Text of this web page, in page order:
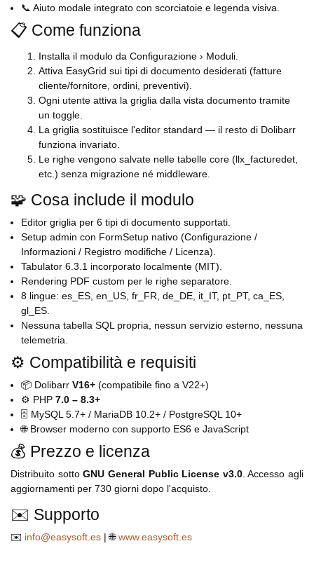
📞 Aiuto modale integrato con scorciatoie e legenda visiva.
📋 Come funziona
Installa il modulo da Configurazione › Moduli.
Attiva EasyGrid sui tipi di documento desiderati (fatture
cliente/fornitore, ordini, preventivi).
Ogni utente attiva la griglia dalla vista documento tramite
un toggle.
La griglia sostituisce l'editor standard — il resto di Dolibarr
funziona invariato.
Le righe vengono salvate nelle tabelle core (llx_facturedet,
etc.) senza migrazione né middleware.
🧩 Cosa include il modulo
Editor griglia per 6 tipi di documento supportati.
Setup admin con FormSetup nativo (Configurazione /
Informazioni / Registro modifiche / Licenza).
Tabulator 6.3.1 incorporato localmente (MIT).
Rendering PDF custom per le righe separatore.
8 lingue: es_ES, en_US, fr_FR, de_DE, it_IT, pt_PT, ca_ES,
gl_ES.
Nessuna tabella SQL propria, nessun servizio esterno, nessuna
telemetria.
⚙️ Compatibilità e requisiti
📦 Dolibarr V16+ (compatibile fino a V22+)
⚙️ PHP 7.0 – 8.3+
🗄️ MySQL 5.7+ / MariaDB 10.2+ / PostgreSQL 10+
🌐 Browser moderno con supporto ES6 e JavaScript
💰 Prezzo e licenza
Distribuito sottoGNU General Public License v3.0. Accesso agli
aggiornamenti per 730 giorni dopo l'acquisto.
✉️ Supporto
✉️ info@easysoft.es | 🌐www.easysoft.es